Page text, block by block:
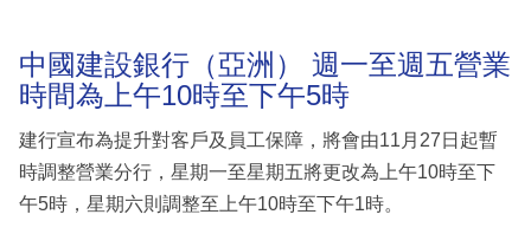
中國建設銀行（亞洲） 週一至週五營業
時間為上午10時至下午5時
建行宣布為提升對客戶及員工保障，將會由11月27日起暫
時調整營業分行，星期一至星期五將更改為上午10時至下
午5時，星期六則調整至上午10時至下午1時。